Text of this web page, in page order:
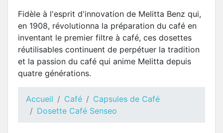
Fidèle à l'esprit d'innovation de Melitta Benz qui,
en 1908, révolutionna la préparation du café en
inventant le premier filtre à café, ces dosettes
réutilisables continuent de perpétuer la tradition
et la passion du café qui anime Melitta depuis
quatre générations.
Accueil Café
Capsules de Café
Dosette Café Senseo